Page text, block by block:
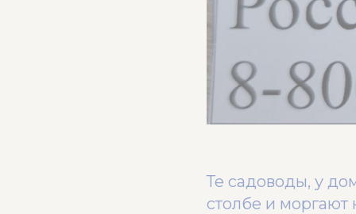
Те садоводы, у
столбе и